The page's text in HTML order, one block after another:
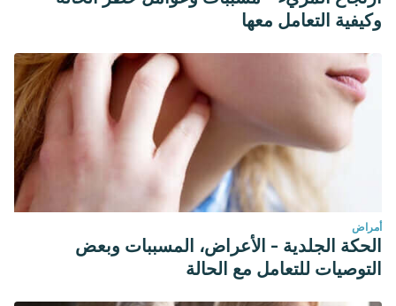
وكيفية التعامل معها
أمراض
الحكة الجلدية - الأعراض، المسببات وبعض
التوصيات للتعامل مع الحالة